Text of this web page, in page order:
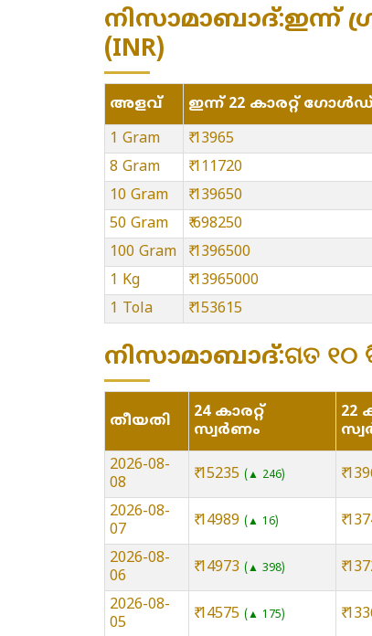
നിസാമാബാദ്:ഇന്ന്
(INR)
അളവ് ഇന്ന് 22 കാരറ്റ്
1 Gram
₹ 13965
8 Gram
₹ 111720
10 Gram
₹ 139650
50 Gram
₹ 698250
100 Gram
₹ 1396500
1 Kg
₹ 13965000
1 Tola
₹ 153615
നിസാമാബാദ്:ଗତ ୧୦
തീയതി
24 കാരറ്റ്
സ്വർണം
22
2026-08-
08
₹ 15235 ▲ 246 ₹
2026-08-
07
₹ 14989 ▲ 16 ₹
2026-08-
06
₹ 14973 ▲ 398 ₹
2026-08-
05
₹ 14575 ▲ 175 ₹